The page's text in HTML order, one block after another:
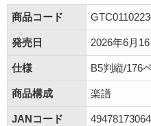
商品コード
発売日 2026年6月16
仕様 B5判縦/176
商品構成 楽譜
JANコード